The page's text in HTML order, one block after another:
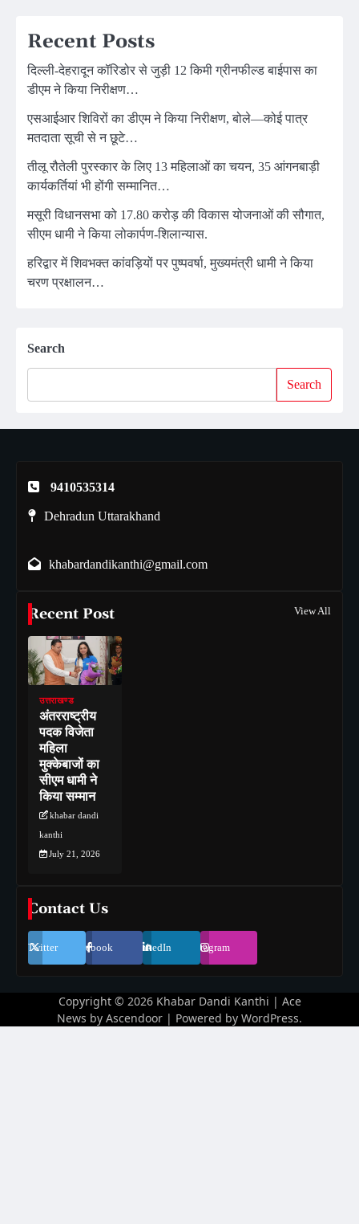
Recent Posts
दिल्ली-देहरादून कॉरिडोर से जुड़ी 12 किमी ग्रीनफील्ड बाईपास का
डीएम ने किया निरीक्षण…
एसआईआर शिविरों का डीएम ने किया निरीक्षण, बोले—कोई पात्र
मतदाता सूची से न छूटे…
तीलू रौतेली पुरस्कार के लिए 13 महिलाओं का चयन, 35 आंगनबाड़ी
कार्यकर्तियां भी होंगी सम्मानित…
मसूरी विधानसभा को 17.80 करोड़ की विकास योजनाओं की सौगात,
सीएम धामी ने किया लोकार्पण-शिलान्यास.
हरिद्वार में शिवभक्त कांवड़ियों पर पुष्पवर्षा, मुख्यमंत्री धामी ने किया
चरण प्रक्षालन…
Search
Search
9410535314
Dehradun Uttarakhand
khabardandikanthi@gmail.com
Recent Post View All
उत्तराखण्ड
अंतरराष्ट्रीय
पदक विजेता
महिला
मुक्केबाजों का
सीएम धामी ने
किया सम्मान
khabar dandi
kanthi
July 21, 2026
Contact Us
Twitter Facebook LinkedIn Instagram
Copyright © 2026 Khabar Dandi Kanthi | Ace
News by Ascendoor | Powered by WordPress.